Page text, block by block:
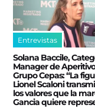
Entrevistas
Solana Baccile,
Manager de
Grupo Cepas: “La
Lionel Scaloni
los valores que la
Gancia quiere